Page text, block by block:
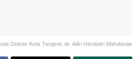
Dinkes Kota Tangsel, dr. Allin Hendalin Mahdaniar